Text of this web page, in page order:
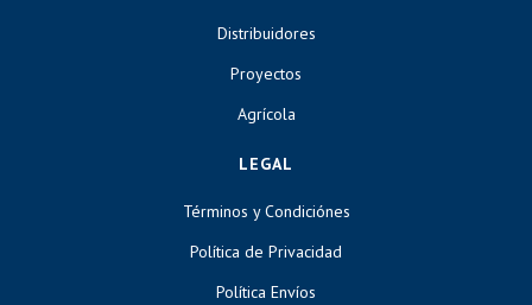
Distribuidores
Proyectos
Agrícola
LEGAL
Términos y Condiciónes
Política de Privacidad
Política Envíos